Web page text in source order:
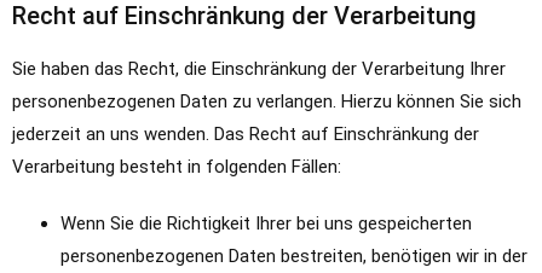
Recht auf Einschränkung der Verarbeitung
Sie haben das Recht, die Einschränkung der Verarbeitung Ihrer
personenbezogenen Daten zu verlangen. Hierzu können Sie sich
jederzeit an uns wenden. Das Recht auf Einschränkung der
Verarbeitung besteht in folgenden Fällen:
Wenn Sie die Richtigkeit Ihrer bei uns gespeicherten
personenbezogenen Daten bestreiten, benötigen wir in der